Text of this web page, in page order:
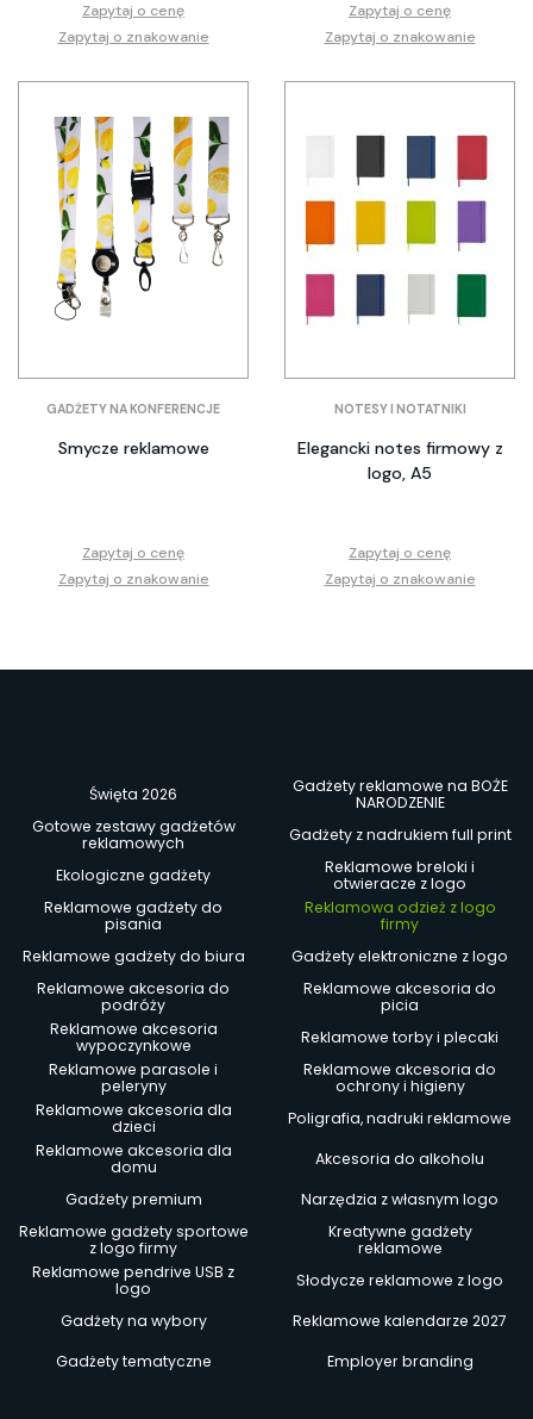
Zapytaj o cenę
Zapytaj o znakowanie
Zapytaj o cenę
Zapytaj o znakowanie
GADŻETY NA KONFERENCJE
Smycze reklamowe
Zapytaj o cenę
Zapytaj o znakowanie
NOTESY I NOTATNIKI
Elegancki notes firmowy z
logo, A5
Zapytaj o cenę
Zapytaj o znakowanie
Święta 2026
Gadżety reklamowe na BOŻE
NARODZENIE
Gotowe zestawy gadżetów
reklamowych
Gadżety z nadrukiem full print
Ekologiczne gadżety
Reklamowe breloki i
otwieracze z logo
Reklamowe gadżety do
pisania
Reklamowa odzież z logo
firmy
Reklamowe gadżety do biura
Gadżety elektroniczne z logo
Reklamowe akcesoria do
podróży
Reklamowe akcesoria do
picia
Reklamowe akcesoria
wypoczynkowe
Reklamowe torby i plecaki
Reklamowe parasole i
peleryny
Reklamowe akcesoria do
ochrony i higieny
Reklamowe akcesoria dla
dzieci
Poligrafia, nadruki reklamowe
Reklamowe akcesoria dla
domu
Akcesoria do alkoholu
Gadżety premium
Narzędzia z własnym logo
Reklamowe gadżety sportowe
z logo firmy
Kreatywne gadżety
reklamowe
Reklamowe pendrive USB z
logo
Słodycze reklamowe z logo
Gadżety na wybory
Reklamowe kalendarze 2027
Gadżety tematyczne
Employer branding